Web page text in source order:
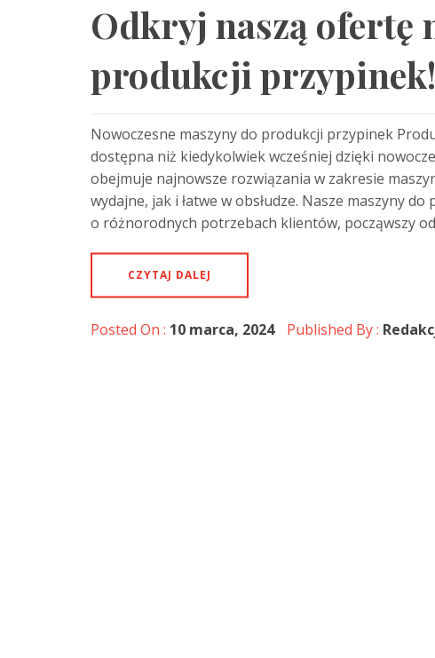
Odkryj naszą ofertę
produkcji przypinek!
Nowoczesne maszyny do produkcji przypinek
dostępna niż kiedykolwiek wcześniej dzięki
obejmuje najnowsze rozwiązania w zakresie
wydajne, jak i łatwe w obsłudze. Nasze maszyny
o różnorodnych potrzebach klientów, począwszy od
CZYTAJ DALEJ
Posted On : 10 marca, 2024 Published By :